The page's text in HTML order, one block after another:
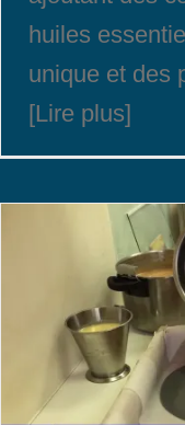
huiles
unique et des
[Lire plus]